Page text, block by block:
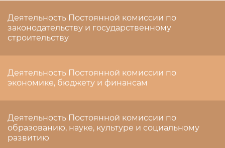
Деятельность Постоянной комиссии по
законодательству и государственному
строительству
Деятельность Постоянной комиссии по
экономике, бюджету и финансам
Деятельность Постоянной комиссии по
образованию, науке, культуре и социальному
развитию